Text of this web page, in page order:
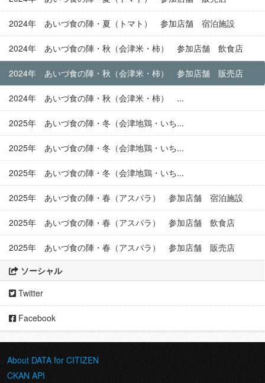
2024年 あいづ食の陣・夏（トマト） 参加店舗 宿泊施設
2024年 あいづ食の陣・秋（会津米・柿） 参加店舗 飲食店
2024年 あいづ食の陣・秋（会津米・柿） 参加店舗 販売店
2024年 あいづ食の陣・秋（会津米・柿） ...
2025年 あいづ食の陣・冬（会津地鶏・いち...
2025年 あいづ食の陣・冬（会津地鶏・いち...
2025年 あいづ食の陣・冬（会津地鶏・いち...
2025年 あいづ食の陣・春（アスパラ） 参加店舗 宿泊施設
2025年 あいづ食の陣・春（アスパラ） 参加店舗 飲食店
2025年 あいづ食の陣・春（アスパラ） 参加店舗 販売店
ソーシャル
Twitter
Facebook
About DATA for CITIZEN
CKAN API